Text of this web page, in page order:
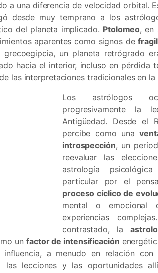
a una diferencia de velocidad orbital.
desde muy temprano a los
del planeta implicado. Ptolomeo, en
aparentes como signos de
grecoegipcia, un planeta retrógrado
hacia el interior, incluso en pérdida
las interpretaciones tradicionales en
Los astrólogos
progresivamente la
Antigüedad. Desde el
percibe como una
introspección, un
reevaluar las
astrología
particular por el
proceso cíclico de
mental o emocional
experiencias
contrastado, la
unfactor de intensificación
a menudo en relación con
las lecciones y las oportunidades